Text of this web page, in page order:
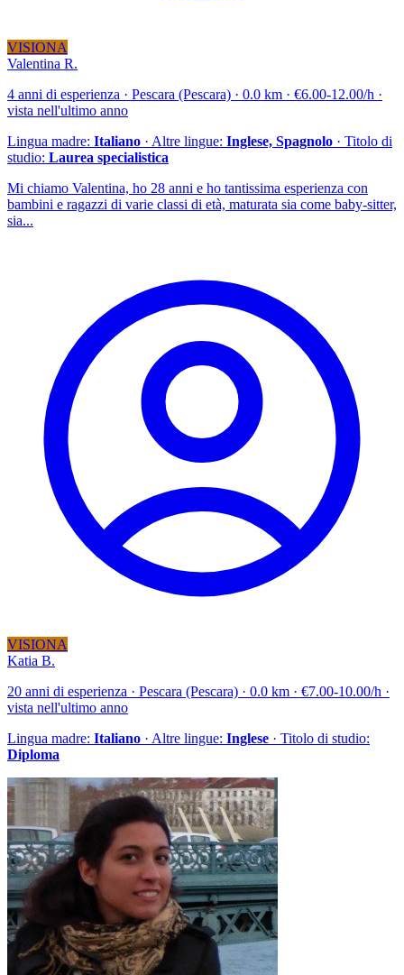
VISIONA
Valentina R.
4 anni di esperienza · Pescara (Pescara) · 0.0 km · €6.00-12.00/h ·
vista nell'ultimo anno
Lingua madre: Italiano · Altre lingue: Inglese, Spagnolo · Titolo di
studio: Laurea specialistica
Mi chiamo Valentina, ho 28 anni e ho tantissima esperienza con
bambini e ragazzi di varie classi di età, maturata sia come baby-sitter,
sia...
VISIONA
Katia B.
20 anni di esperienza · Pescara (Pescara) · 0.0 km · €7.00-10.00/h ·
vista nell'ultimo anno
Lingua madre: Italiano · Altre lingue: Inglese · Titolo di studio:
Diploma